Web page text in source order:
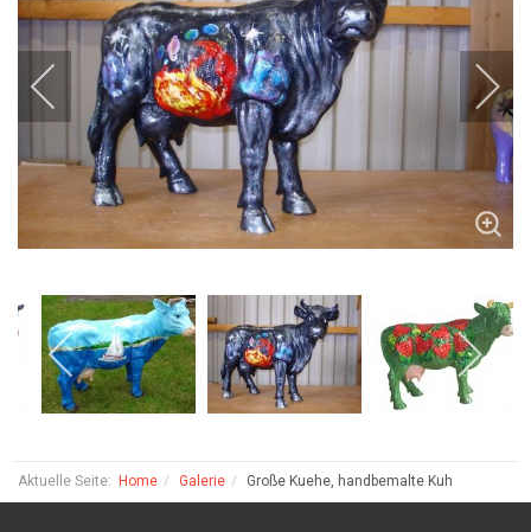
Aktuelle Seite: Home Galerie Große Kuehe, handbemalte Kuh